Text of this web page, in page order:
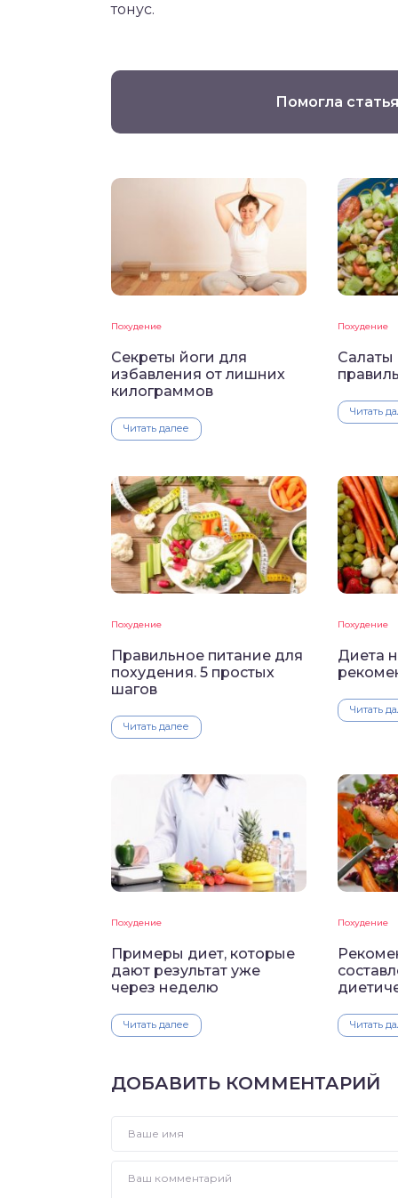
тонус.
Помогла
Похудение
Секреты йоги для
избавления от лишних
килограммов
Читать далее
Похудение
Салаты
Читать
Похудение
Правильное питание для
похудения. 5 простых
шагов
Читать далее
Похудение
Диета
Читать
Похудение
Примеры диет, которые
дают результат уже
через неделю
Читать далее
Похудение
Читать
ДОБАВИТЬ КОММЕНТАРИЙ